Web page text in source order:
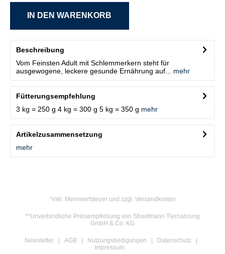
Beschreibung
Vom Feinsten Adult mit Schlemmerkern steht für
ausgewogene, leckere gesunde Ernährung auf...
mehr
Fütterungsempfehlung
3 kg = 250 g 4 kg = 300 g 5 kg = 350 g mehr
Artikelzusammensetzung
mehr
*inkl. Mehrwertsteuer und zzgl. Versandkosten
**Unverbindliche Preisempfehlung von Stroetmann Tiernahrung
GmbH & Co. KG
Newsletter AGB Nutzungsbedigungen
Datenschutz
Impressum